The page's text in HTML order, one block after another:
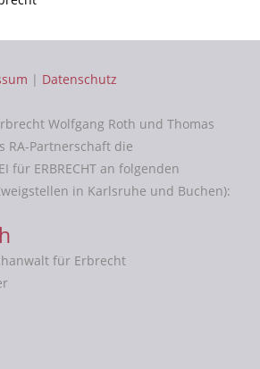
| Datenschutz
Wolfgang Roth und Thomas
RA-Partnerschaft die
für ERBRECHT an folgenden
in Karlsruhe und Buchen):
für Erbrecht